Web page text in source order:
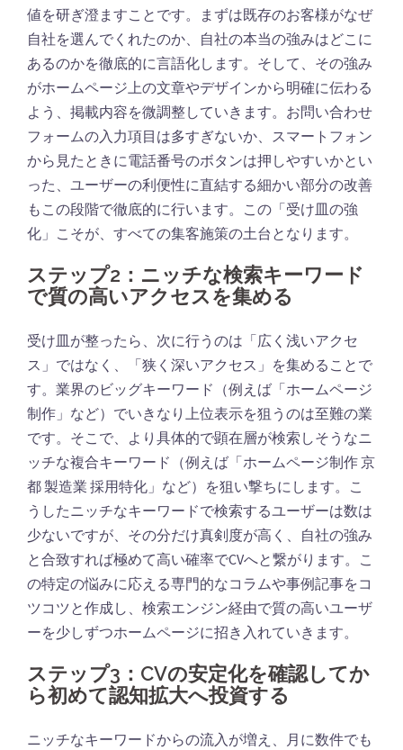
値を研ぎ澄ますことです。まずは既存のお客様がなぜ
自社を選んでくれたのか、自社の本当の強みはどこに
あるのかを徹底的に言語化します。そして、その強み
がホームページ上の文章やデザインから明確に伝わる
よう、掲載内容を微調整していきます。お問い合わせ
フォームの入力項目は多すぎないか、スマートフォン
から見たときに電話番号のボタンは押しやすいかとい
った、ユーザーの利便性に直結する細かい部分の改善
もこの段階で徹底的に行います。この「受け皿の強
化」こそが、すべての集客施策の土台となります。
ステップ2：ニッチな検索キーワード
で質の高いアクセスを集める
受け皿が整ったら、次に行うのは「広く浅いアクセ
ス」ではなく、「狭く深いアクセス」を集めることで
す。業界のビッグキーワード（例えば「ホームページ
制作」など）でいきなり上位表示を狙うのは至難の業
です。そこで、より具体的で顕在層が検索しそうなニ
ッチな複合キーワード（例えば「ホームページ制作 京
都 製造業 採用特化」など）を狙い撃ちにします。こ
うしたニッチなキーワードで検索するユーザーは数は
少ないですが、その分だけ真剣度が高く、自社の強み
と合致すれば極めて高い確率でCVへと繋がります。こ
の特定の悩みに応える専門的なコラムや事例記事をコ
ツコツと作成し、検索エンジン経由で質の高いユーザ
ーを少しずつホームページに招き入れていきます。
ステップ3：CVの安定化を確認してか
ら初めて認知拡大へ投資する
ニッチなキーワードからの流入が増え、月に数件でも